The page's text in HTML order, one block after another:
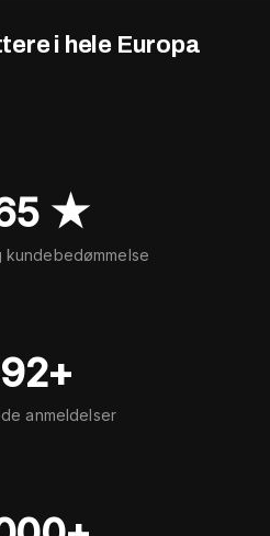
i hele Europa
★
kundebedømmelse
anmeldelser